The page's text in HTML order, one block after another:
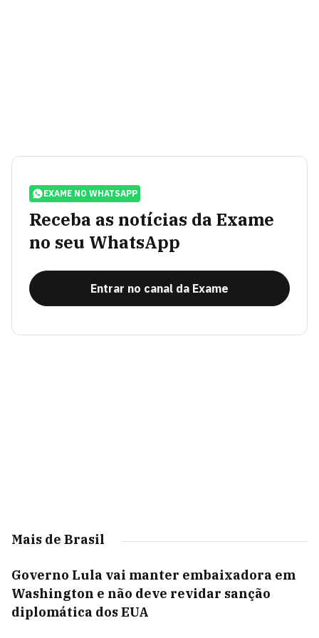
EXAME NO WHATSAPP
Receba as notícias da Exame
no seu WhatsApp
Entrar no canal da Exame
Mais de Brasil
Governo Lula vai manter embaixadora em
Washington e não deve revidar sanção
diplomática dos EUA